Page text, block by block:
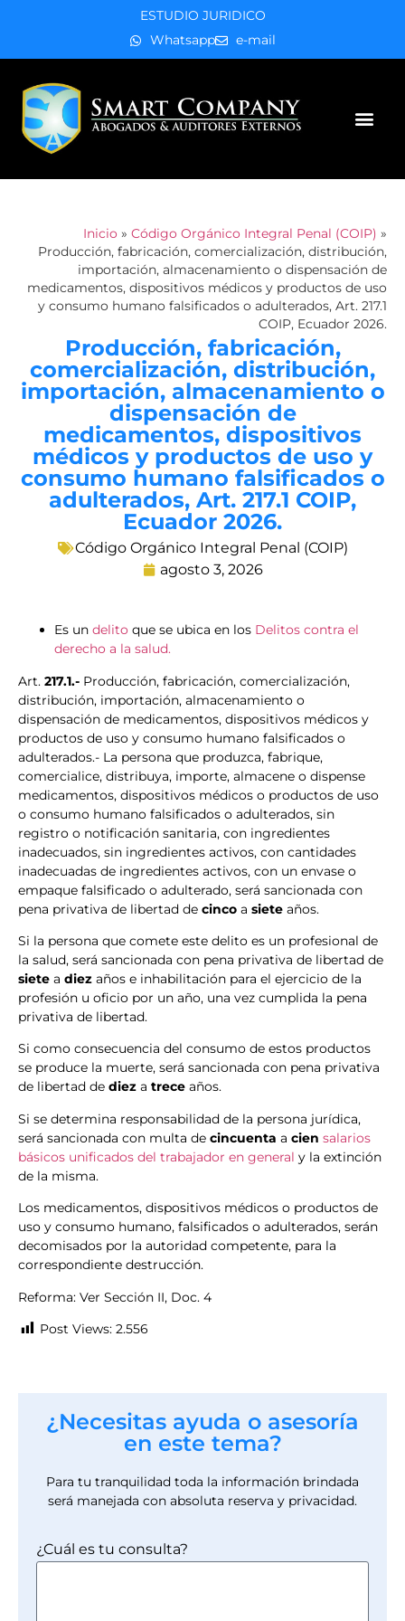
ESTUDIO JURIDICO
Whatsapp
e-mail
Inicio » Código Orgánico Integral Penal (COIP) »
Producción, fabricación, comercialización, distribución,
importación, almacenamiento o dispensación de
medicamentos, dispositivos médicos y productos de uso
y consumo humano falsificados o adulterados, Art. 217.1
COIP, Ecuador 2026.
Producción, fabricación,
comercialización, distribución,
importación, almacenamiento o
dispensación de
medicamentos, dispositivos
médicos y productos de uso y
consumo humano falsificados o
adulterados, Art. 217.1 COIP,
Ecuador 2026.
Código Orgánico Integral Penal (COIP)
agosto 3, 2026
Es un delito que se ubica en los Delitos contra el
derecho a la salud.
Art. 217.1.- Producción, fabricación, comercialización,
distribución, importación, almacenamiento o
dispensación de medicamentos, dispositivos médicos y
productos de uso y consumo humano falsificados o
adulterados.- La persona que produzca, fabrique,
comercialice, distribuya, importe, almacene o dispense
medicamentos, dispositivos médicos o productos de uso
o consumo humano falsificados o adulterados, sin
registro o notificación sanitaria, con ingredientes
inadecuados, sin ingredientes activos, con cantidades
inadecuadas de ingredientes activos, con un envase o
empaque falsificado o adulterado, será sancionada con
pena privativa de libertad de cinco a siete años.
Si la persona que comete este delito es un profesional de
la salud, será sancionada con pena privativa de libertad de
siete a diez años e inhabilitación para el ejercicio de la
profesión u oficio por un año, una vez cumplida la pena
privativa de libertad.
Si como consecuencia del consumo de estos productos
se produce la muerte, será sancionada con pena privativa
de libertad de diez a trece años.
Si se determina responsabilidad de la persona jurídica,
será sancionada con multa de cincuenta a cien salarios
básicos unificados del trabajador en general y la extinción
de la misma.
Los medicamentos, dispositivos médicos o productos de
uso y consumo humano, falsificados o adulterados, serán
decomisados por la autoridad competente, para la
correspondiente destrucción.
Reforma: Ver Sección II, Doc. 4
Post Views: 2.556
¿Necesitas ayuda o asesoría
en este tema?
Para tu tranquilidad toda la información brindada
será manejada con absoluta reserva y privacidad.
¿Cuál es tu consulta?